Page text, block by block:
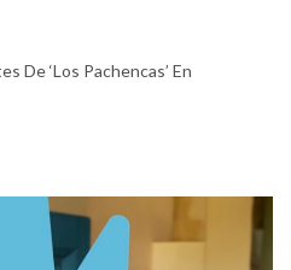
De ‘Los Pachencas’ En